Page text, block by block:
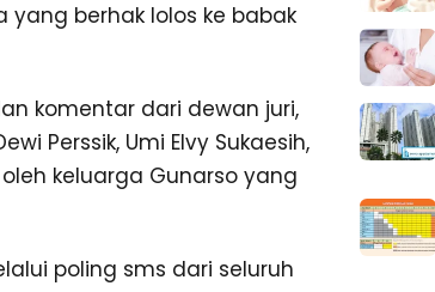
berhak lolos ke babak
komentar dari dewan juri,
Perssik, Umi Elvy Sukaesih,
keluarga Gunarso yang
poling sms dari seluruh